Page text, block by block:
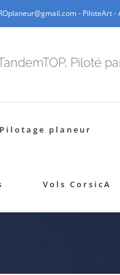
- PiloteArt
Piloté
Pilotage planeur
Vols CorsicA